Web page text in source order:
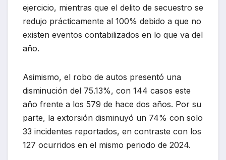
ejercicio, mientras que el delito de secuestro se
redujo prácticamente al 100% debido a que no
existen eventos contabilizados en lo que va del
año.
Asimismo, el robo de autos presentó una
disminución del 75.13%, con 144 casos este
año frente a los 579 de hace dos años. Por su
parte, la extorsión disminuyó un 74% con solo
33 incidentes reportados, en contraste con los
127 ocurridos en el mismo periodo de 2024.